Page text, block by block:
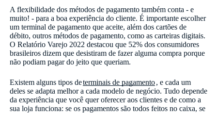
A flexibilidade dos métodos de pagamento também conta - e
muito! - para a boa experiência do cliente. É importante escolher
um terminal de pagamento que aceite, além dos cartões de
débito, outros métodos de pagamento, como as carteiras digitais.
O Relatório Varejo 2022 destacou que 52% dos consumidores
brasileiros dizem que desistiram de fazer alguma compra porque
não podiam pagar do jeito que queriam.
Existem alguns tipos determinais de pagamento, e cada um
deles se adapta melhor a cada modelo de negócio. Tudo depende
da experiência que você quer oferecer aos clientes e de como a
sua loja funciona: se os pagamentos são todos feitos no caixa, se